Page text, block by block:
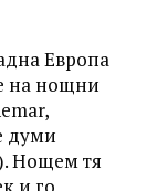
Европа
на нощни
думи
Нощем тя